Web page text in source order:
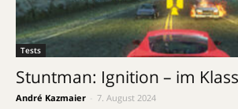
Tests
Stuntman: Ignition – im
André Kazmaier 7. August 2024